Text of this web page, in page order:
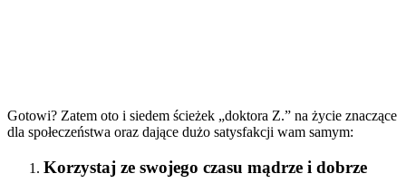
Gotowi? Zatem oto i siedem ścieżek „doktora Z.” na życie znaczące
dla społeczeństwa oraz dające dużo satysfakcji wam samym:
Korzystaj ze swojego czasu mądrze i dobrze